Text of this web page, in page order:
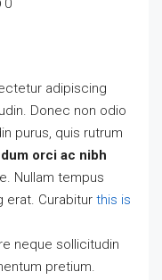
0
adipiscing
Donec non odio
purus, quis rutrum
orci ac nibh
Nullam tempus
erat. Curabitur this is
neque sollicitudin
pretium.